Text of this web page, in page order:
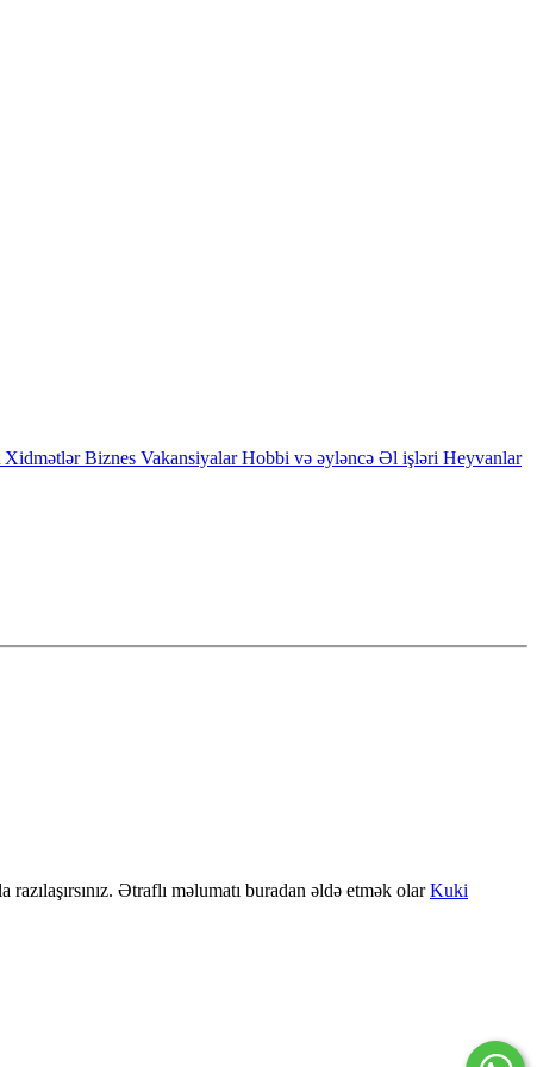
Xidmətlər Biznes Vakansiyalar Hobbi və əyləncə Əl işləri Heyvanlar
Ətraflı məlumatı buradan əldə etmək olarKuki